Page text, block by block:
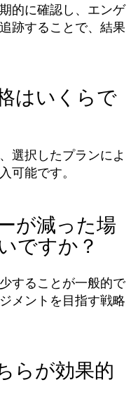
的に確認し、エンゲ
跡することで、結果
はいくらで
選択したプランによ
可能です。
が減った場
ですか？
することが一般的で
メントを目指す戦略
らが効果的